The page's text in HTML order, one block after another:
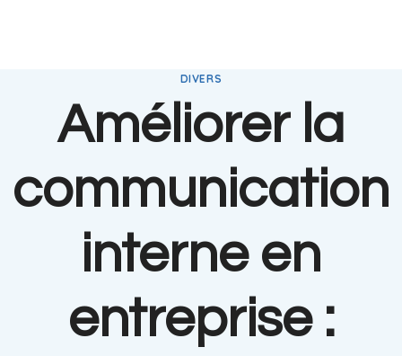
DIVERS
Améliorer la
communication
interne en
entreprise :